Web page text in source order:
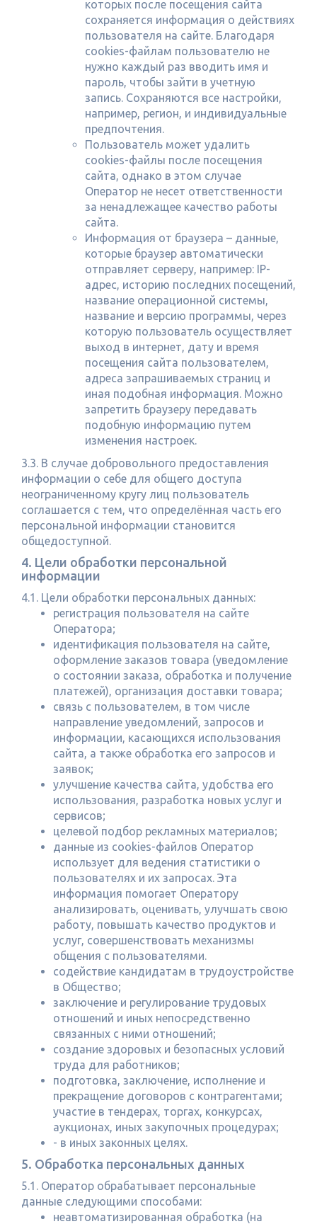
которых после посещения сайта
сохраняется информация о действиях
пользователя на сайте. Благодаря
cookies-файлам пользователю не
нужно каждый раз вводить имя и
пароль, чтобы зайти в учетную
запись. Сохраняются все настройки,
например, регион, и индивидуальные
предпочтения.
Пользователь может удалить
cookies-файлы после посещения
сайта, однако в этом случае
Оператор не несет ответственности
за ненадлежащее качество работы
сайта.
Информация от браузера – данные,
которые браузер автоматически
отправляет серверу, например: IP-
адрес, историю последних посещений,
название операционной системы,
название и версию программы, через
которую пользователь осуществляет
выход в интернет, дату и время
посещения сайта пользователем,
адреса запрашиваемых страниц и
иная подобная информация. Можно
запретить браузеру передавать
подобную информацию путем
изменения настроек.
3.3. В случае добровольного предоставления
информации о себе для общего доступа
неограниченному кругу лиц пользователь
соглашается с тем, что определённая часть его
персональной информации становится
общедоступной.
4. Цели обработки персональной
информации
4.1. Цели обработки персональных данных:
регистрация пользователя на сайте
Оператора;
идентификация пользователя на сайте,
оформление заказов товара (уведомление
о состоянии заказа, обработка и получение
платежей), организация доставки товара;
связь с пользователем, в том числе
направление уведомлений, запросов и
информации, касающихся использования
сайта, а также обработка его запросов и
заявок;
улучшение качества сайта, удобства его
использования, разработка новых услуг и
сервисов;
целевой подбор рекламных материалов;
данные из cookies-файлов Оператор
использует для ведения статистики о
пользователях и их запросах. Эта
информация помогает Оператору
анализировать, оценивать, улучшать свою
работу, повышать качество продуктов и
услуг, совершенствовать механизмы
общения с пользователями.
содействие кандидатам в трудоустройстве
в Общество;
заключение и регулирование трудовых
отношений и иных непосредственно
связанных с ними отношений;
создание здоровых и безопасных условий
труда для работников;
подготовка, заключение, исполнение и
прекращение договоров с контрагентами;
участие в тендерах, торгах, конкурсах,
аукционах, иных закупочных процедурах;
- в иных законных целях.
5. Обработка персональных данных
5.1. Оператор обрабатывает персональные
данные следующими способами:
неавтоматизированная обработка (на